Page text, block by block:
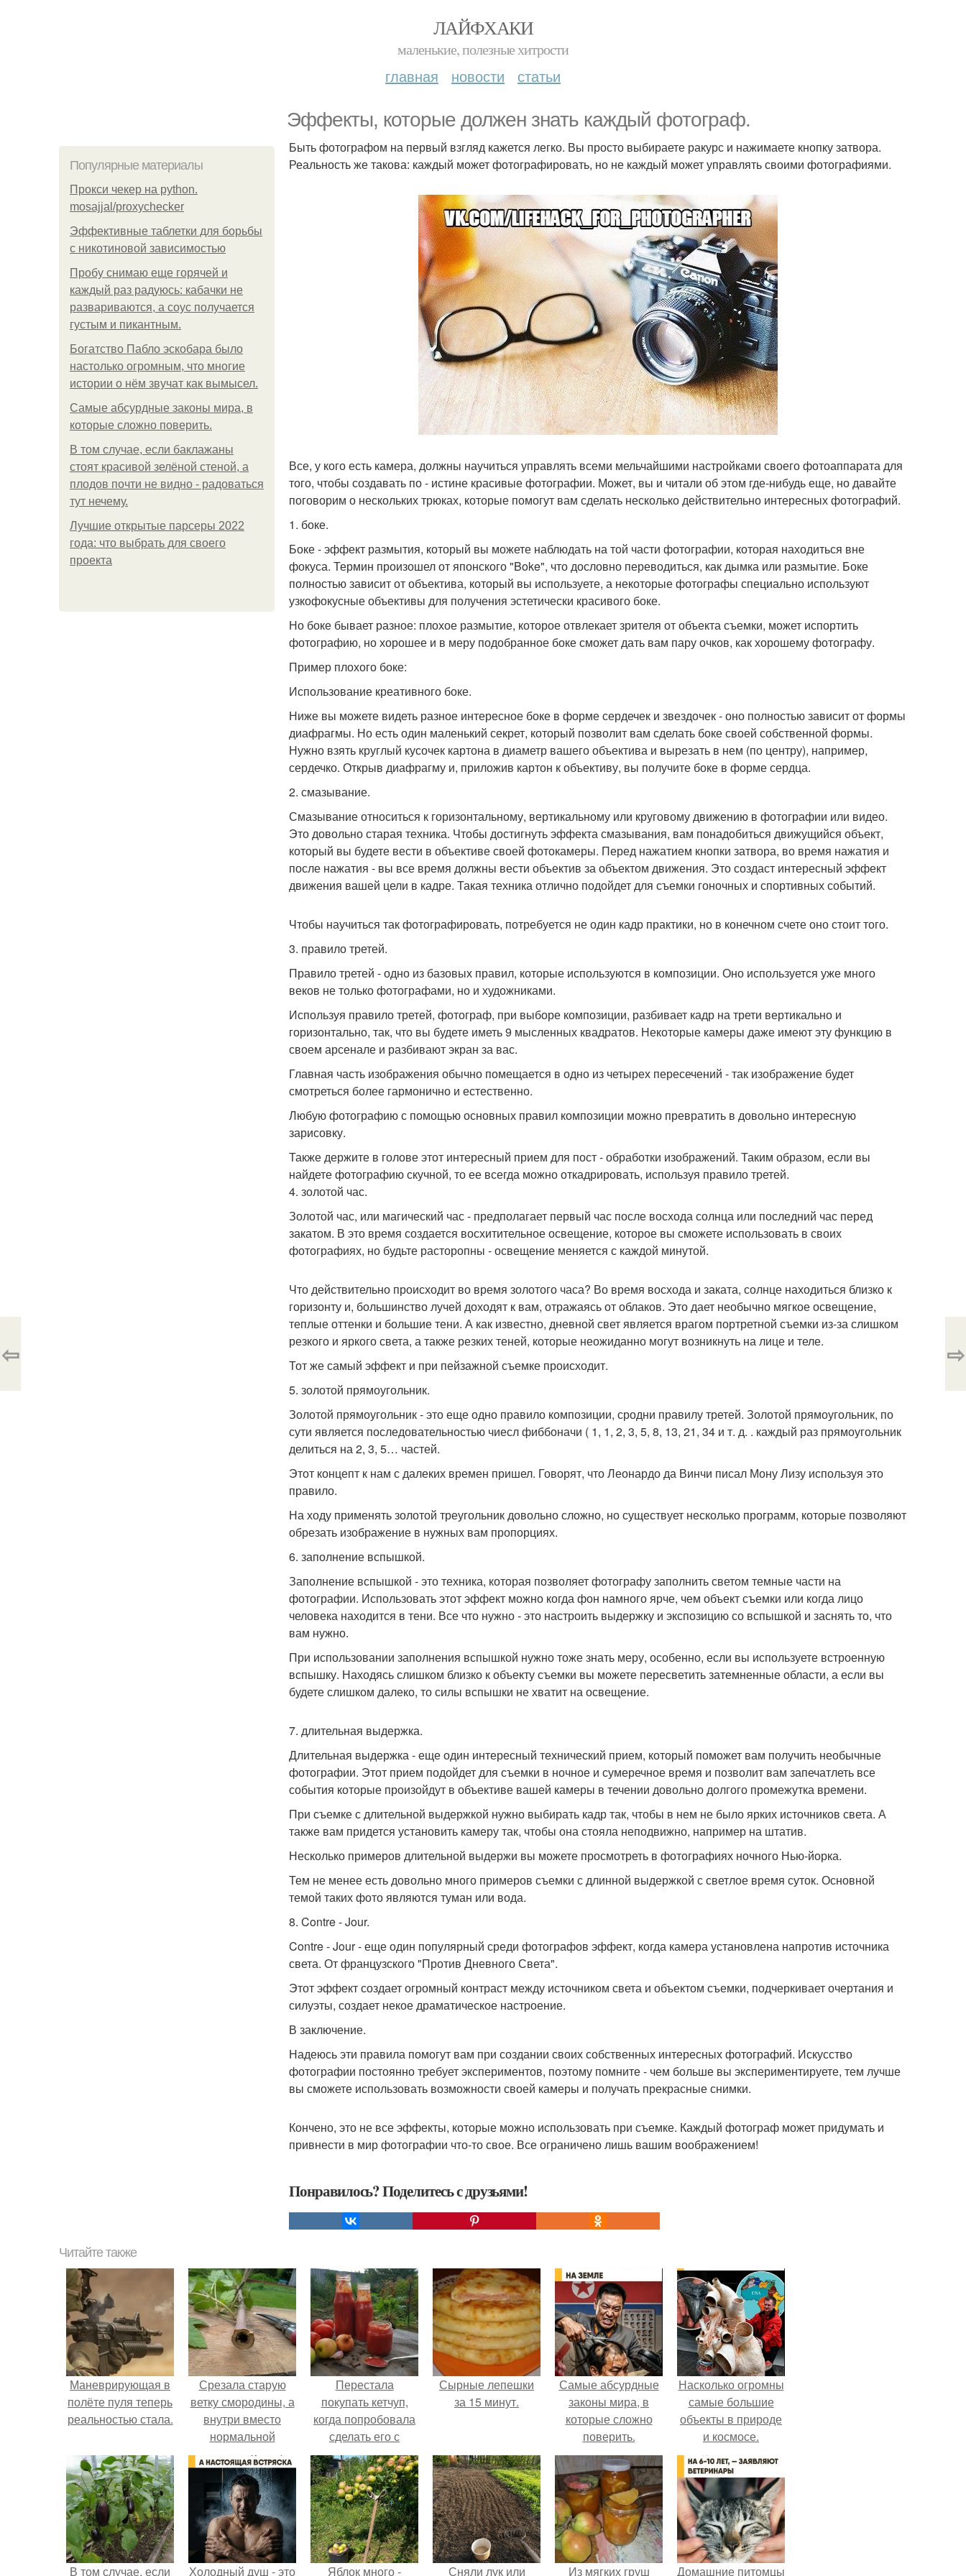
ЛАЙФХАКИ
маленькие, полезные хитрости
главная новости статьи
Эффекты, которые должен знать каждый фотограф.
Популярные материалы
Прокси чекер на python.
mosajjal/proxychecker
Эффективные таблетки для борьбы
с никотиновой зависимостью
Пробу снимаю еще горячей и
каждый раз радуюсь: кабачки не
развариваются, а соус получается
густым и пикантным.
Богатство Пабло эскобара было
настолько огромным, что многие
истории о нём звучат как вымысел.
Самые абсурдные законы мира, в
которые сложно поверить.
В том случае, если баклажаны
стоят красивой зелёной стеной, а
плодов почти не видно - радоваться
тут нечему.
Лучшие открытые парсеры 2022
года: что выбрать для своего
проекта
Быть фотографом на первый взгляд кажется легко. Вы просто выбираете ракурс и нажимаете кнопку затвора.
Реальность же такова: каждый может фотографировать, но не каждый может управлять своими фотографиями.
Все, у кого есть камера, должны научиться управлять всеми мельчайшими настройками своего фотоаппарата для
того, чтобы создавать по - истине красивые фотографии. Может, вы и читали об этом где-нибудь еще, но давайте
поговорим о нескольких трюках, которые помогут вам сделать несколько действительно интересных фотографий.
1. боке.
Боке - эффект размытия, который вы можете наблюдать на той части фотографии, которая находиться вне
фокуса. Термин произошел от японского "Boke", что дословно переводиться, как дымка или размытие. Боке
полностью зависит от объектива, который вы используете, а некоторые фотографы специально используют
узкофокусные объективы для получения эстетически красивого боке.
Но боке бывает разное: плохое размытие, которое отвлекает зрителя от объекта съемки, может испортить
фотографию, но хорошее и в меру подобранное боке сможет дать вам пару очков, как хорошему фотографу.
Пример плохого боке:
Использование креативного боке.
Ниже вы можете видеть разное интересное боке в форме сердечек и звездочек - оно полностью зависит от формы
диафрагмы. Но есть один маленький секрет, который позволит вам сделать боке своей собственной формы.
Нужно взять круглый кусочек картона в диаметр вашего объектива и вырезать в нем (по центру), например,
сердечко. Открыв диафрагму и, приложив картон к объективу, вы получите боке в форме сердца.
2. смазывание.
Смазывание относиться к горизонтальному, вертикальному или круговому движению в фотографии или видео.
Это довольно старая техника. Чтобы достигнуть эффекта смазывания, вам понадобиться движущийся объект,
который вы будете вести в объективе своей фотокамеры. Перед нажатием кнопки затвора, во время нажатия и
после нажатия - вы все время должны вести объектив за объектом движения. Это создаст интересный эффект
движения вашей цели в кадре. Такая техника отлично подойдет для съемки гоночных и спортивных событий.
Чтобы научиться так фотографировать, потребуется не один кадр практики, но в конечном счете оно стоит того.
3. правило третей.
Правило третей - одно из базовых правил, которые используются в композиции. Оно используется уже много
веков не только фотографами, но и художниками.
Используя правило третей, фотограф, при выборе композиции, разбивает кадр на трети вертикально и
горизонтально, так, что вы будете иметь 9 мысленных квадратов. Некоторые камеры даже имеют эту функцию в
своем арсенале и разбивают экран за вас.
Главная часть изображения обычно помещается в одно из четырех пересечений - так изображение будет
смотреться более гармонично и естественно.
Любую фотографию с помощью основных правил композиции можно превратить в довольно интересную
зарисовку.
Также держите в голове этот интересный прием для пост - обработки изображений. Таким образом, если вы
найдете фотографию скучной, то ее всегда можно откадрировать, используя правило третей.
4. золотой час.
Золотой час, или магический час - предполагает первый час после восхода солнца или последний час перед
закатом. В это время создается восхитительное освещение, которое вы сможете использовать в своих
фотографиях, но будьте расторопны - освещение меняется с каждой минутой.
Что действительно происходит во время золотого часа? Во время восхода и заката, солнце находиться близко к
горизонту и, большинство лучей доходят к вам, отражаясь от облаков. Это дает необычно мягкое освещение,
теплые оттенки и большие тени. А как известно, дневной свет является врагом портретной съемки из-за слишком
резкого и яркого света, а также резких теней, которые неожиданно могут возникнуть на лице и теле.
Тот же самый эффект и при пейзажной съемке происходит.
5. золотой прямоугольник.
Золотой прямоугольник - это еще одно правило композиции, сродни правилу третей. Золотой прямоугольник, по
сути является последовательностью чиесл фиббоначи ( 1, 1, 2, 3, 5, 8, 13, 21, 34 и т. д. . каждый раз прямоугольник
делиться на 2, 3, 5… частей.
Этот концепт к нам с далеких времен пришел. Говорят, что Леонардо да Винчи писал Мону Лизу используя это
правило.
На ходу применять золотой треугольник довольно сложно, но существует несколько программ, которые позволяют
обрезать изображение в нужных вам пропорциях.
6. заполнение вспышкой.
Заполнение вспышкой - это техника, которая позволяет фотографу заполнить светом темные части на
фотографии. Использовать этот эффект можно когда фон намного ярче, чем объект съемки или когда лицо
человека находится в тени. Все что нужно - это настроить выдержку и экспозицию со вспышкой и заснять то, что
вам нужно.
При использовании заполнения вспышкой нужно тоже знать меру, особенно, если вы используете встроенную
вспышку. Находясь слишком близко к объекту съемки вы можете пересветить затемненные области, а если вы
будете слишком далеко, то силы вспышки не хватит на освещение.
7. длительная выдержка.
Длительная выдержка - еще один интересный технический прием, который поможет вам получить необычные
фотографии. Этот прием подойдет для съемки в ночное и сумеречное время и позволит вам запечатлеть все
события которые произойдут в объективе вашей камеры в течении довольно долгого промежутка времени.
При съемке с длительной выдержкой нужно выбирать кадр так, чтобы в нем не было ярких источников света. А
также вам придется установить камеру так, чтобы она стояла неподвижно, например на штатив.
Несколько примеров длительной выдержи вы можете просмотреть в фотографиях ночного Нью-йорка.
Тем не менее есть довольно много примеров съемки с длинной выдержкой с светлое время суток. Основной
темой таких фото являются туман или вода.
8. Contre - Jour.
Contre - Jour - еще один популярный среди фотографов эффект, когда камера установлена напротив источника
света. От французского "Против Дневного Света".
Этот эффект создает огромный контраст между источником света и объектом съемки, подчеркивает очертания и
силуэты, создает некое драматическое настроение.
В заключение.
Надеюсь эти правила помогут вам при создании своих собственных интересных фотографий. Искусство
фотографии постоянно требует экспериментов, поэтому помните - чем больше вы экспериментируете, тем лучше
вы сможете использовать возможности своей камеры и получать прекрасные снимки.
Кончено, это не все эффекты, которые можно использовать при съемке. Каждый фотограф может придумать и
привнести в мир фотографии что-то свое. Все ограничено лишь вашим воображением!
Понравилось? Поделитесь с друзьями!
⇦ ⇨
Читайте также
Маневрирующая в
полёте пуля теперь
реальностью стала.
Срезала старую
ветку смородины, а
внутри вместо
нормальной
светлой
сердцевины
оказалась чёрная
пустота.
Перестала
покупать кетчуп,
когда попробовала
сделать его с
яблоками.
Сырные лепешки
за 15 минут.
Самые абсурдные
законы мира, в
которые сложно
поверить.
Насколько огромны
самые большие
объекты в природе
и космосе.
В том случае, если Холодный душ - это Яблок много - Сняли лук или Из мягких груш Домашние питомцы